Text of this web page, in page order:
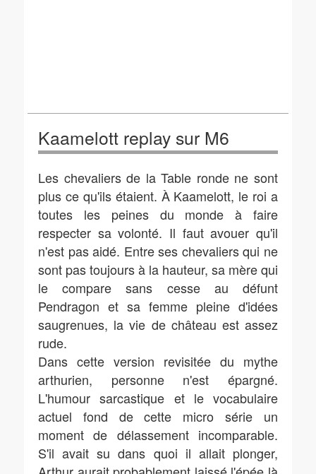
Kaamelott replay sur M6
Les chevaliers de la Table ronde ne sont
plus ce qu'ils étaient. À Kaamelott, le roi a
toutes les peines du monde à faire
respecter sa volonté. Il faut avouer qu'il
n'est pas aidé. Entre ses chevaliers qui ne
sont pas toujours à la hauteur, sa mère qui
le compare sans cesse au défunt
Pendragon et sa femme pleine d'idées
saugrenues, la vie de château est assez
rude.
Dans cette version revisitée du mythe
arthurien, personne n'est épargné.
L'humour sarcastique et le vocabulaire
actuel fond de cette micro série un
moment de délassement incomparable.
S'il avait su dans quoi il allait plonger,